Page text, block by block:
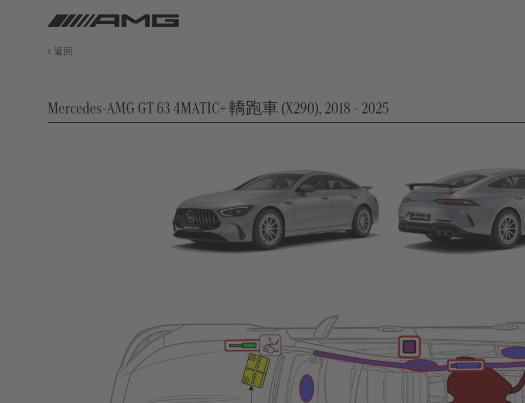
返回
Mercedes-AMG GT 63 4MATIC+ 轎跑車 (X290), 2018 - 2025